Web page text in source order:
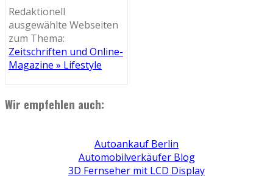
Redaktionell
ausgewählte Webseiten
zum Thema:
Zeitschriften und Online-
Magazine » Lifestyle
Wir empfehlen auch:
Autoankauf Berlin
Automobilverkäufer Blog
3D Fernseher mit LCD Display